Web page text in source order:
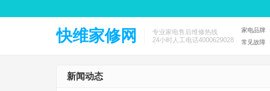
快维家修网
专业家电售后维修热线
24小时人工电话4000629028
家电品牌
常见故障
新闻动态